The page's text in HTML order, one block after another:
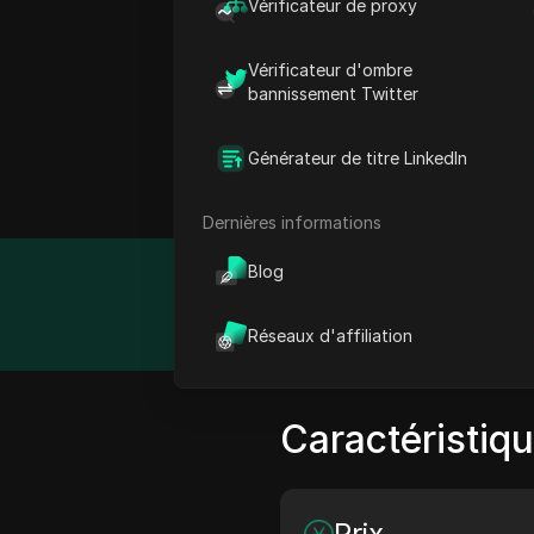
Vérificateur de proxy
Vérificateur d'ombre
bannissement Twitter
Générateur de titre LinkedIn
Dernières informations
Blog
Réseaux d'affiliation
V6 Proxies est un
de solutions, y compris
polyvalente, répondant
sécurité et l'évolutivité.